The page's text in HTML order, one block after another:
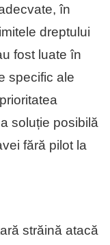
în
dreptului
fost luate în
specific ale
soluție posibilă
fără pilot la
străină atacă